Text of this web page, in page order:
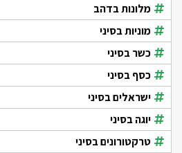
מלונות בדהב
מוניות בסיני
כשר בסיני
כסף בסיני
ישראלים בסיני
יוגה בסיני
טרקטורונים בסיני